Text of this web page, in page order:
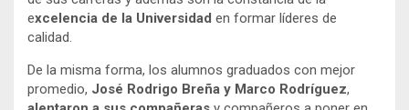
excelencia de la Universidad en formar líderes de
calidad.
De la misma forma, los alumnos graduados con mejor
promedio, José Rodrigo Breña y Marco Rodríguez,